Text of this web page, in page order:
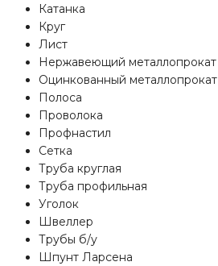
Катанка
Круг
Лист
Нержавеющий металлопрокат
Оцинкованный металлопрокат
Полоса
Проволока
Профнастил
Сетка
Труба круглая
Труба профильная
Уголок
Швеллер
Трубы б/у
Шпунт Ларсена